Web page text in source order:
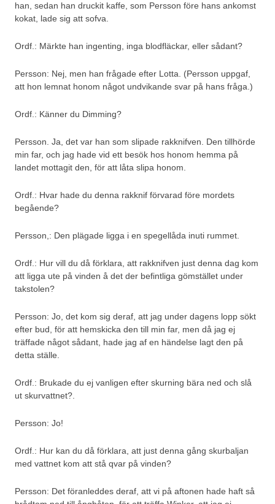
han, sedan han druckit kaffe, som Persson före hans ankomst
kokat, lade sig att sofva.
Ordf.: Märkte han ingenting, inga blodfläckar, eller sådant?
Persson: Nej, men han frågade efter Lotta. (Persson uppgaf,
att hon lemnat honom något undvikande svar på hans fråga.)
Ordf.: Känner du Dimming?
Persson. Ja, det var han som slipade rakknifven. Den tillhörde
min far, och jag hade vid ett besök hos honom hemma på
landet mottagit den, för att låta slipa honom.
Ordf.: Hvar hade du denna rakknif förvarad före mordets
begående?
Persson,: Den plägade ligga i en spegellåda inuti rummet.
Ordf.: Hur vill du då förklara, att rakknifven just denna dag kom
att ligga ute på vinden å det der befintliga gömstället under
takstolen?
Persson: Jo, det kom sig deraf, att jag under dagens lopp sökt
efter bud, för att hemskicka den till min far, men då jag ej
träffade något sådant, hade jag af en händelse lagt den på
detta ställe.
Ordf.: Brukade du ej vanligen efter skurning bära ned och slå
ut skurvattnet?.
Persson: Jo!
Ordf.: Hur kan du då förklara, att just denna gång skurbaljan
med vattnet kom att stå qvar på vinden?
Persson: Det föranleddes deraf, att vi på aftonen hade haft så